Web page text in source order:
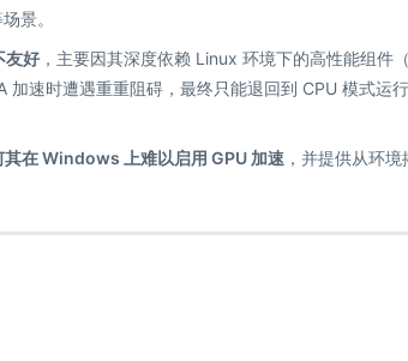
景。
友好 ，主要因其深度依赖 Linux 环境下的高性能组件
加速时遭遇重重阻碍，最终只能退回到 CPU 模式
其在 Windows 上难以启用 GPU 加速 ，并提供从环境